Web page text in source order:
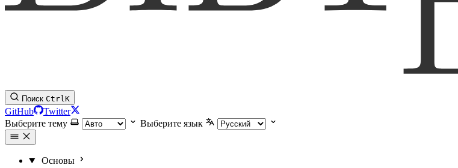
Поиск CtrlK
GitHub
Twitter
Выберите тему
Выберите язык
Основы